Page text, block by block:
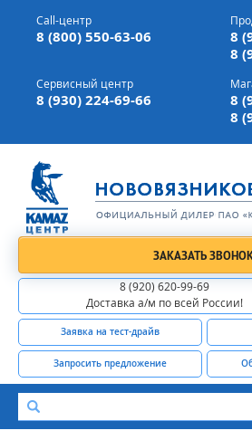
г. Вязники,ул. Механизаторов, д 90
Доставка а/м,по всей России
Call-центр
8 (800) 550-63-06
8
8
Сервисный центр
8 (930) 224-69-66
8
8
ЗАКАЗАТЬ
8 (920) 620-99-69
Доставка а/м по всей России!
Заявка на тест-драйв
Запросить предложение